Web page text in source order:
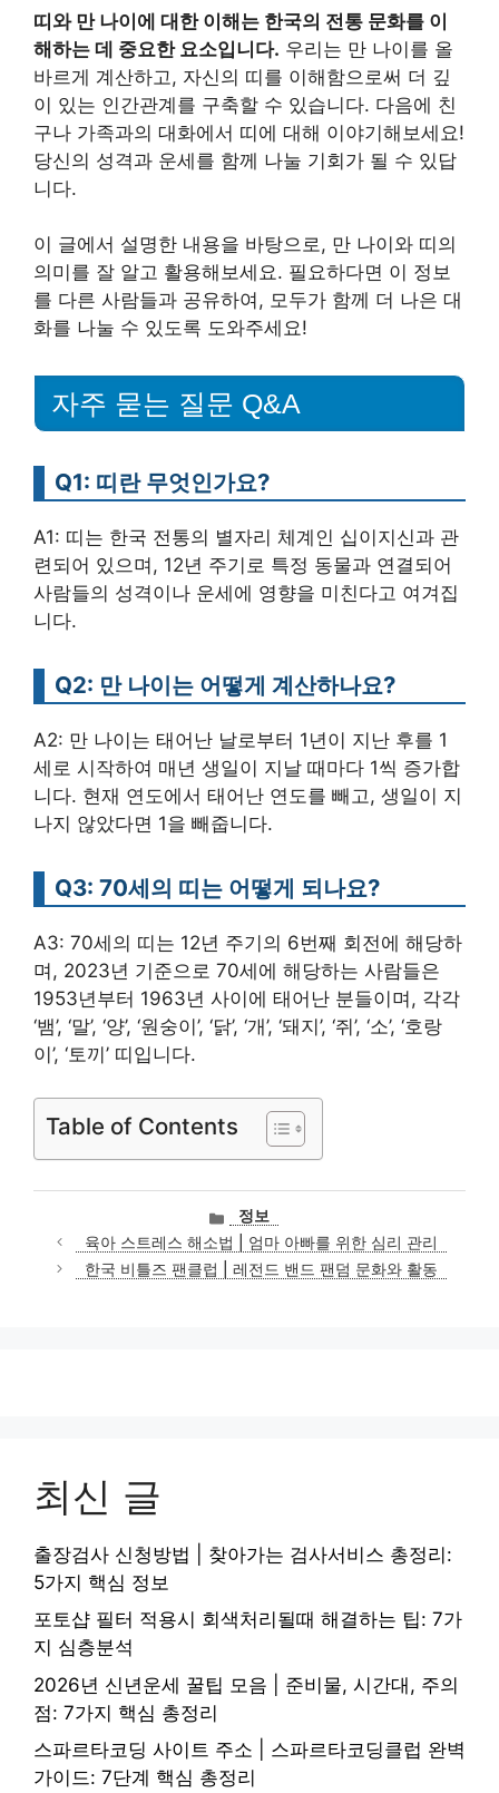
띠와 만 나이에 대한 이해는 한국의 전통 문화를 이
해하는 데 중요한 요소입니다. 우리는 만 나이를 올
바르게 계산하고, 자신의 띠를 이해함으로써 더 깊
이 있는 인간관계를 구축할 수 있습니다. 다음에 친
구나 가족과의 대화에서 띠에 대해 이야기해보세요!
당신의 성격과 운세를 함께 나눌 기회가 될 수 있답
니다.
이 글에서 설명한 내용을 바탕으로, 만 나이와 띠의
의미를 잘 알고 활용해보세요. 필요하다면 이 정보
를 다른 사람들과 공유하여, 모두가 함께 더 나은 대
화를 나눌 수 있도록 도와주세요!
자주 묻는 질문 Q&A
Q1: 띠란 무엇인가요?
A1: 띠는 한국 전통의 별자리 체계인 십이지신과 관
련되어 있으며, 12년 주기로 특정 동물과 연결되어
사람들의 성격이나 운세에 영향을 미친다고 여겨집
니다.
Q2: 만 나이는 어떻게 계산하나요?
A2: 만 나이는 태어난 날로부터 1년이 지난 후를 1
세로 시작하여 매년 생일이 지날 때마다 1씩 증가합
니다. 현재 연도에서 태어난 연도를 빼고, 생일이 지
나지 않았다면 1을 빼줍니다.
Q3: 70세의 띠는 어떻게 되나요?
A3: 70세의 띠는 12년 주기의 6번째 회전에 해당하
며, 2023년 기준으로 70세에 해당하는 사람들은
1953년부터 1963년 사이에 태어난 분들이며, 각각
‘뱀’, ‘말’, ‘양’, ‘원숭이’, ‘닭’, ‘개’, ‘돼지’, ‘쥐’, ‘소’, ‘호랑
이’, ‘토끼’ 띠입니다.
Table of Contents
카
테
고
리
정보
육아 스트레스 해소법 | 엄마 아빠를 위한 심리 관리
한국 비틀즈 팬클럽 | 레전드 밴드 팬덤 문화와 활동
최신 글
출장검사 신청방법 | 찾아가는 검사서비스 총정리:
5가지 핵심 정보
포토샵 필터 적용시 회색처리될때 해결하는 팁: 7가
지 심층분석
2026년 신년운세 꿀팁 모음 | 준비물, 시간대, 주의
점: 7가지 핵심 총정리
스파르타코딩 사이트 주소 | 스파르타코딩클럽 완벽
가이드: 7단계 핵심 총정리